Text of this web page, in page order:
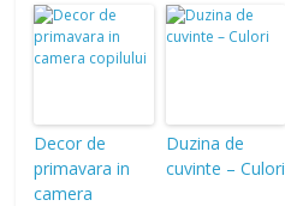
Decor de
primavara in
camera
Duzina de
cuvinte – Culori